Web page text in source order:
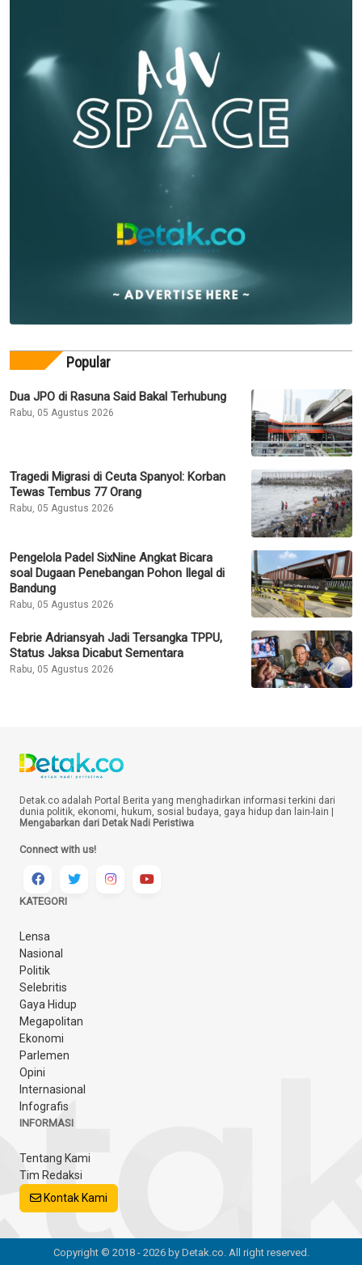
Popular
Dua JPO di Rasuna Said Bakal Terhubung
Rabu, 05 Agustus 2026
Tragedi Migrasi di Ceuta Spanyol: Korban
Tewas Tembus 77 Orang
Rabu, 05 Agustus 2026
Pengelola Padel SixNine Angkat Bicara
soal Dugaan Penebangan Pohon Ilegal di
Bandung
Rabu, 05 Agustus 2026
Febrie Adriansyah Jadi Tersangka TPPU,
Status Jaksa Dicabut Sementara
Rabu, 05 Agustus 2026
Detak.co adalah Portal Berita yang menghadirkan informasi terkini dari
dunia politik, ekonomi, hukum, sosial budaya, gaya hidup dan lain-lain |
Mengabarkan dari Detak Nadi Peristiwa
Connect with us!
KATEGORI
Lensa
Nasional
Politik
Selebritis
Gaya Hidup
Megapolitan
Ekonomi
Parlemen
Opini
Internasional
Infografis
INFORMASI
Tentang Kami
Tim Redaksi
Kontak Kami
Copyright © 2018 - 2026 by Detak.co. All right reserved.